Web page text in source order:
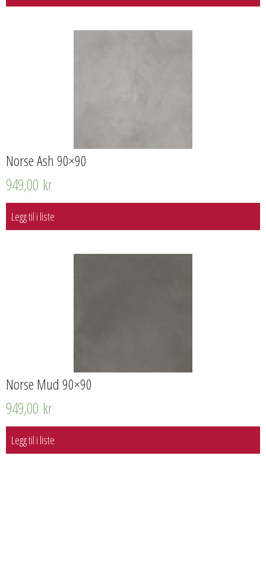
Norse Ash 90×90
949,00 kr
Legg til i liste
Norse Mud 90×90
949,00 kr
Legg til i liste